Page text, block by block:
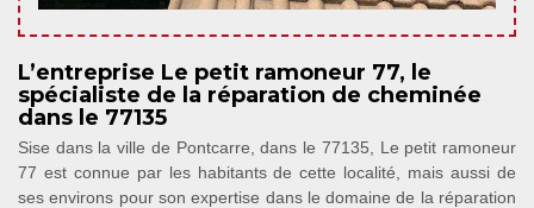
L’entreprise Le petit ramoneur 77, le
spécialiste de la réparation de cheminée
dans le 77135
Sise dans la ville de Pontcarre, dans le 77135, Le petit ramoneur
77 est connue par les habitants de cette localité, mais aussi de
ses environs pour son expertise dans le domaine de la réparation